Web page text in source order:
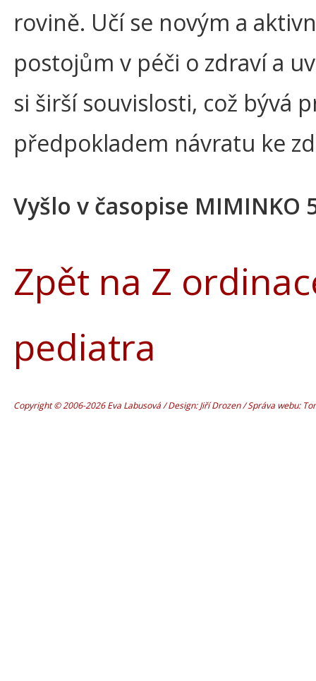
rovině. Učí se novým a
postojům v péči o zdraví a
si širší souvislosti, což bývá
předpokladem návratu ke
Vyšlo v časopise MIMINKO
Zpět na Z
pediatra
Copyright © 2006-2026 Eva Labusová / Design: Jiří Drozen / Správa webu: